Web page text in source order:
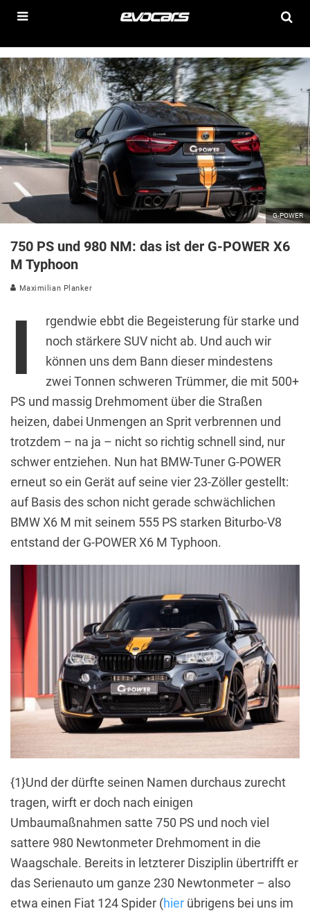
G-POWER
750 PS und 980 NM: das ist der G-POWER X6
M Typhoon
Maximilian Planker
I
rgendwie ebbt die Begeisterung für starke und
noch stärkere SUV nicht ab. Und auch wir
können uns dem Bann dieser mindestens
zwei Tonnen schweren Trümmer, die mit 500+
PS und massig Drehmoment über die Straßen
heizen, dabei Unmengen an Sprit verbrennen und
trotzdem – na ja – nicht so richtig schnell sind, nur
schwer entziehen. Nun hat BMW-Tuner G-POWER
erneut so ein Gerät auf seine vier 23-Zöller gestellt:
auf Basis des schon nicht gerade schwächlichen
BMW X6 M mit seinem 555 PS starken Biturbo-V8
entstand der G-POWER X6 M Typhoon.
{1}Und der dürfte seinen Namen durchaus zurecht
tragen, wirft er doch nach einigen
Umbaumaßnahmen satte 750 PS und noch viel
sattere 980 Newtonmeter Drehmoment in die
Waagschale. Bereits in letzterer Disziplin übertrifft er
das Serienauto um ganze 230 Newtonmeter – also
etwa einen Fiat 124 Spider (hier übrigens bei uns im